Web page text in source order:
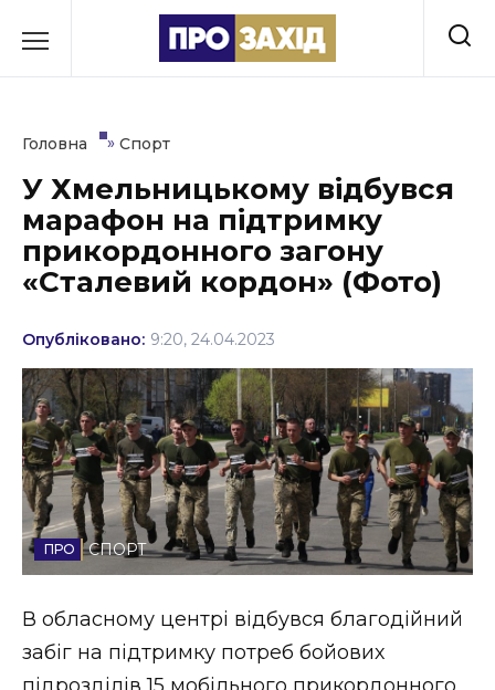
до
Культура
Освіта
Політика
Соціум
Спорт
Стиль життя
Втрачений Ужгород
Втрачений Ужгород (відеоверсія)
Головна » Спорт
У Хмельницькому відбувся
марафон на підтримку
прикордонного загону
«Сталевий кордон» (Фото)
Опубліковано: 9:20, 24.04.2023
СПОРТ
В обласному центрі відбувся благодійний
забіг на підтримку потреб бойових